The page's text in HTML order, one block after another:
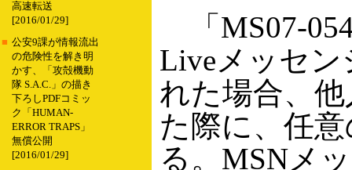
高速転送
[2016/01/29]
■ 公安9課が情報流出
の危険性を解き明
かす、「攻殻機動
隊 S.A.C.」の描き
下ろしPDFコミッ
ク「HUMAN-
ERROR TRAPS」
無償公開
[2016/01/29]
「MS07-
Liveメッセン
れた場合、
た際に、任
る。MSNメ